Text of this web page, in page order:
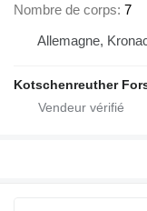
Nombre de corps 7
Allemagne,
Kotschenreuther